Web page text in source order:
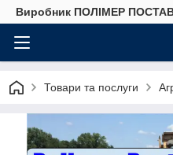
Виробник ПОЛІМЕР
Товари та послуги